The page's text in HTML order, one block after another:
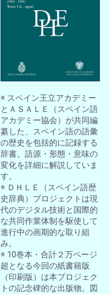
カートへ進む
※ スペイン王立アカデミー
とＡＳＡＬＥ（スペイン語
アカデミー協会）が共同編
纂した、スペイン語の語彙
の歴史を包括的に記録する
辞書。語源・形態・意味の
変化を詳細に解説していま
す。
※ ＤＨＬＥ（スペイン語歴
史辞典）プロジェクトは現
代のデジタル技術と国際的
な共同作業体制を駆使して
進行中の画期的な取り組
み。
※ 10巻本・合計２万ページ
超となる今回の紙書籍版
（印刷版）は本プロジェク
トの記念碑的な出版物。図